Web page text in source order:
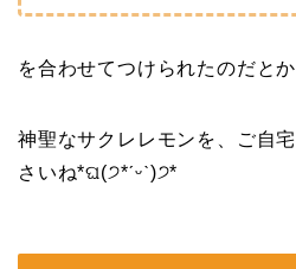
を合わせてつけられたのだとか
神聖なサクレレモンを、ご自
さいね*ଘ(੭*ˊᵕˋ)੭*